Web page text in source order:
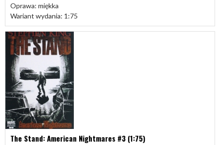
Oprawa: miękka
Wariant wydania: 1:75
The Stand: American Nightmares #3 (1:75)